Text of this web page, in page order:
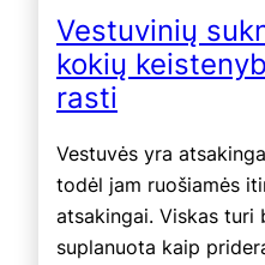
Vestuvinių
kokių
rasti
Vestuvės yra
todėl jam ruošiamės
atsakingai. Viskas turi
suplanuota kaip